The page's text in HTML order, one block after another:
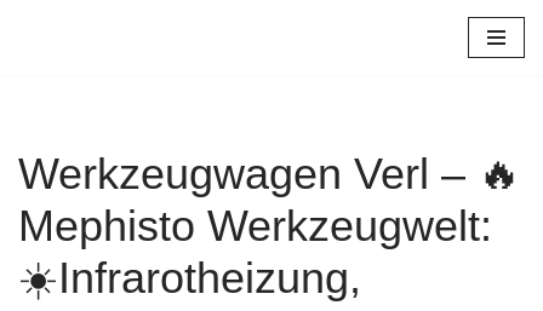
Werkzeugwagen Verl – 🔥
Mephisto Werkzeugwelt:
☀️Infrarotheizung,